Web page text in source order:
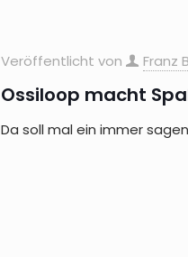
Veröffentlicht von Franz
Ossiloop macht
Da soll mal ein immer